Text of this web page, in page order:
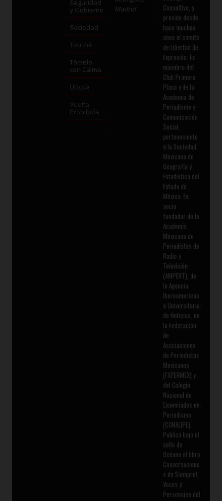
Seguridad
y Gobierno
Sociedad
Touché
Tómelo
con Calma
Utopía
Vuelta
Prohibida
Madrid
Consultivo, y
preside desde
hace muchos
años el comité
de Libertad de
Expresión. Es
miembro del
Club Primera
Plana y de la
Academia de
Periodismo y
Comunicación
Social,
perteneciente
a la Sociedad
Mexicana de
Geografía y
Estadística del
Estado de
México. Es
socio
fundador de la
Academia
Mexicana de
Periodistas de
Radio y
Televisión
(AMPERT), de
la Agencia
Iberoamerican
a Universitaria
de Noticias, de
la Federación
de
Asociaciones
de Periodistas
Mexicanos
(FAPERMEX) y
del Colegio
Nacional de
Licenciados en
Periodismo
(CONALIPE).
Publicó bajo el
sello de
Océano el libro
Conversacione
s de Siempre!,
Voces y
Personajes del